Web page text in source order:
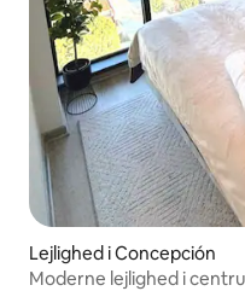
Lejlighed i Concepción
Moderne lejlighed i